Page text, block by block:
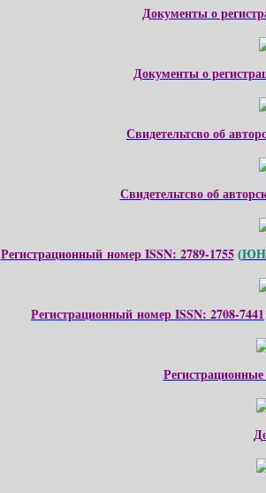
Документы о
Документы о
Свидетельтсво об
Свидетельтсво об
Регистрационный номер ISSN: 2789-1755 (
Регистрационный номер ISSN: 2708-7441